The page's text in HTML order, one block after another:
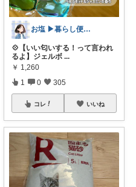
お塩 ▶︎暮らし便利/お得room
💠【いい匂いする！って言われ
るよ】ジェルボ ...
￥ 1,260
1 0 305
コレ いいね